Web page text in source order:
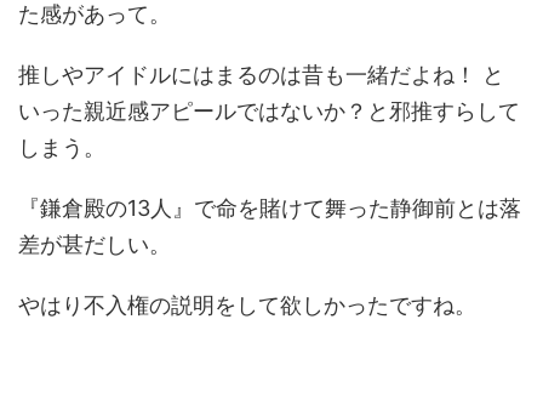
た感があって。
推しやアイドルにはまるのは昔も一緒だよね！ と
いった親近感アピールではないか？と邪推すらして
しまう。
『鎌倉殿の13人』で命を賭けて舞った静御前とは落
差が甚だしい。
やはり不入権の説明をして欲しかったですね。